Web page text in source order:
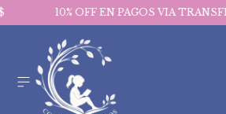
10% OFF EN PAGOS VIA